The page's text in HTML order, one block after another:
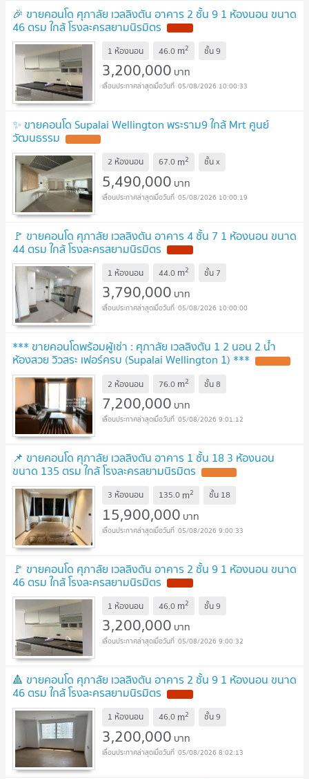
🎉 ขายคอนโด ศุภาลัย เวลลิงตัน อาคาร 2 ชั้น 9 1 ห้องนอน ขนาด
46 ตรม ใกล้ โรงละครสยามนิรมิตร
1 ห้องนอน 46.0 m2 ชั้น9
3,200,000 บาท
05/08/2026 10:00:33
✨ ขายคอนโด Supalai Wellington พระราม9 ใกล้ Mrt ศูนย์
วัฒนธรรม
2 ห้องนอน 67.0 m2 ชั้นx
5,490,000 บาท
05/08/2026 10:00:19
🚩 ขายคอนโด ศุภาลัย เวลลิงตัน อาคาร 4 ชั้น 7 1 ห้องนอน ขนาด
44 ตรม ใกล้ โรงละครสยามนิรมิตร
1 ห้องนอน 44.0 m2 ชั้น 7
3,790,000 บาท
05/08/2026 10:00:00
*** ขายคอนโดพร้อมผู้เช่า : ศุภาลัย เวลลิงตัน 1 2 นอน 2 น้ำ
ห้องสวย วิวสระ เฟอร์ครบ (Supalai Wellington 1) ***
2 ห้องนอน 76.0 m2 ชั้น8
7,200,000 บาท
05/08/2026 9:01:12
📌 ขายคอนโด ศุภาลัย เวลลิงตัน อาคาร 1 ชั้น 18 3 ห้องนอน
ขนาด 135 ตรม ใกล้ โรงละครสยามนิรมิตร
3 ห้องนอน 135.0 m2 ชั้น 18
15,900,000 บาท
05/08/2026 9:00:33
🚩 ขายคอนโด ศุภาลัย เวลลิงตัน อาคาร 2 ชั้น 9 1 ห้องนอน ขนาด
46 ตรม ใกล้ โรงละครสยามนิรมิตร
1 ห้องนอน 46.0 m2 ชั้น9
3,200,000 บาท
05/08/2026 9:00:32
🔺 ขายคอนโด ศุภาลัย เวลลิงตัน อาคาร 2 ชั้น 9 1 ห้องนอน ขนาด
46 ตรม ใกล้ โรงละครสยามนิรมิตร
1 ห้องนอน 46.0 m2 ชั้น9
3,200,000 บาท
05/08/2026 8:02:13